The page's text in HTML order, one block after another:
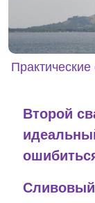
Второй
Сливовый